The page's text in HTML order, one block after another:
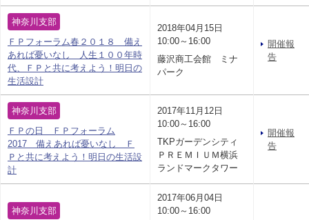
神奈川支部
ＦＰフォーラム春２０１８ 備え
あれば憂いなし 人生１００年時
代、ＦＰと共に考えよう！明日の
生活設計
2018年04月15日
10:00～16:00
藤沢商工会館 ミナ
パーク
開催報
告
神奈川支部
ＦＰの日 ＦＰフォーラム
2017 備えあれば憂いなし Ｆ
Ｐと共に考えよう！明日の生活設
計
2017年11月12日
10:00～16:00
TKPガーデンシティ
ＰＲＥＭＩＵＭ横浜
ランドマークタワー
開催報
告
神奈川支部
2017年06月04日
10:00～16:00